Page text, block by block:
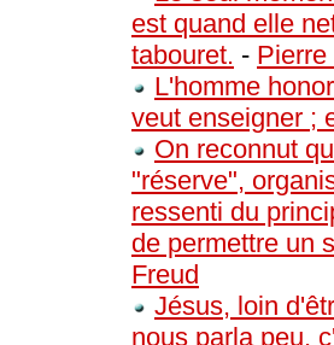
est quand elle
tabouret. -
L'homme
veut enseigner ;
On reconnut
"réserve",
ressenti du
de permettre un
Freud
Jésus, loin
nous parla peu,